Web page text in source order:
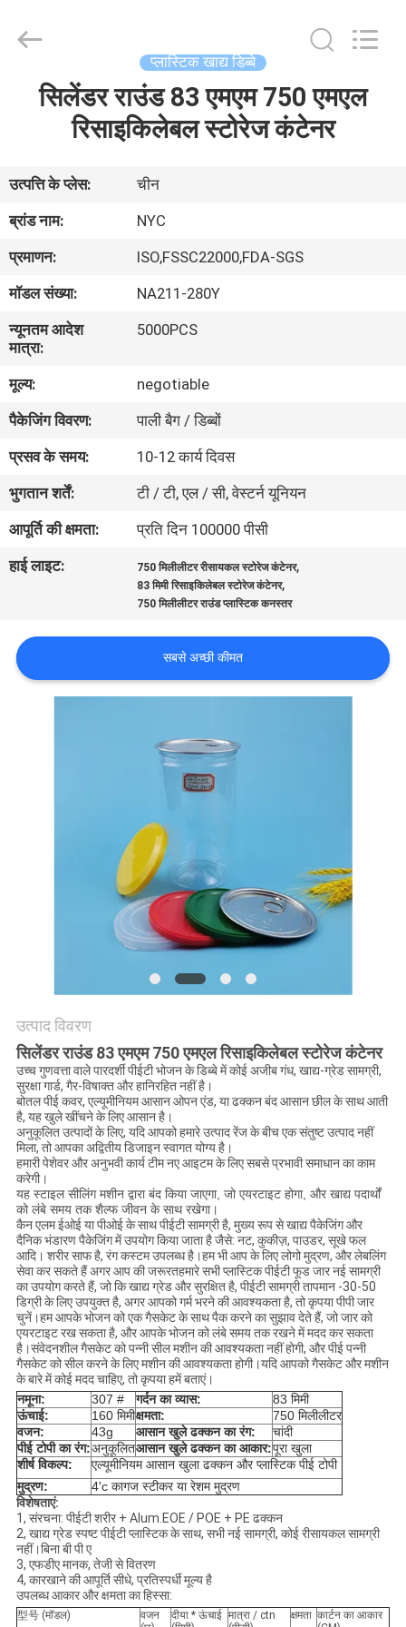
हमारे
बारे
कारखाना
गुणवत्ता
नियंत्रण
संपर्क
करें
मामलों
Co.,Ltd..
प्लास्टिक खाद्य डिब्बे
सिलेंडर राउंड 83 एमएम 750 एमएल
रिसाइकिलेबल स्टोरेज कंटेनर
उत्पत्ति के प्लेस:
चीन
ब्रांड नाम:
NYC
प्रमाणन:
ISO,FSSC22000,FDA-SGS
मॉडल संख्या:
NA211-280Y
न्यूनतम आदेश
मात्रा:
5000PCS
मूल्य:
negotiable
पैकेजिंग विवरण:
पाली बैग / डिब्बों
प्रसव के समय:
10-12 कार्य दिवस
भुगतान शर्तें:
टी / टी, एल / सी, वेस्टर्न यूनियन
आपूर्ति की क्षमता:
प्रति दिन 100000 पीसी
हाई लाइट:
750 मिलीलीटर रीसायकल स्टोरेज कंटेनर,
83 मिमी रिसाइकिलेबल स्टोरेज कंटेनर,
750 मिलीलीटर राउंड प्लास्टिक कनस्तर
सबसे अच्छी कीमत
उत्पाद विवरण
सिलेंडर राउंड 83 एमएम 750 एमएल रिसाइकिलेबल स्टोरेज कंटेनर
उच्च गुणवत्ता वाले पारदर्शी पीईटी भोजन के डिब्बे में कोई अजीब गंध, खाद्य-ग्रेड सामग्री,
सुरक्षा गार्ड, गैर-विषाक्त और हानिरहित नहीं है।
बोतल पीई कवर, एल्यूमीनियम आसान ओपन एंड, या ढक्कन बंद आसान छील के साथ आती
है, यह खुले खींचने के लिए आसान है।
अनुकूलित उत्पादों के लिए, यदि आपको हमारे उत्पाद रेंज के बीच एक संतुष्ट उत्पाद नहीं
मिला, तो आपका अद्वितीय डिजाइन स्वागत योग्य है।
हमारी पेशेवर और अनुभवी कार्य टीम नए आइटम के लिए सबसे प्रभावी समाधान का काम
करेगी।
यह स्टाइल सीलिंग मशीन द्वारा बंद किया जाएगा, जो एयरटाइट होगा, और खाद्य पदार्थों
को लंबे समय तक शैल्फ जीवन के साथ रखेगा।
कैन एलम ईओई या पीओई के साथ पीईटी सामग्री है, मुख्य रूप से खाद्य पैकेजिंग और
दैनिक भंडारण पैकेजिंग में उपयोग किया जाता है जैसे: नट, कुकीज़, पाउडर, सूखे फल
आदि। शरीर साफ है, रंग कस्टम उपलब्ध है।हम भी आप के लिए लोगो मुद्रण, और लेबलिंग
सेवा कर सकते हैं अगर आप की जरूरतहमारे सभी प्लास्टिक पीईटी फूड जार नई सामग्री
का उपयोग करते हैं, जो कि खाद्य ग्रेड और सुरक्षित है, पीईटी सामग्री तापमान -30-50
डिग्री के लिए उपयुक्त है, अगर आपको गर्म भरने की आवश्यकता है, तो कृपया पीपी जार
चुनें।हम आपके भोजन को एक गैसकेट के साथ पैक करने का सुझाव देते हैं, जो जार को
एयरटाइट रख सकता है, और आपके भोजन को लंबे समय तक रखने में मदद कर सकता
है।संवेदनशील गैसकेट को पन्नी सील मशीन की आवश्यकता नहीं होगी, और पीई पन्नी
गैसकेट को सील करने के लिए मशीन की आवश्यकता होगी।यदि आपको गैसकेट और मशीन
के बारे में कोई मदद चाहिए, तो कृपया हमें बताएं।
नमूना:
307 # गर्दन का व्यास:
83 मिमी
ऊंचाई:
160 मिमीक्षमता:
750 मिलीलीटर
वजन:
43g आसान खुले ढक्कन का रंग:
चांदी
पीई टोपी का रंग:अनुकूलितआसान खुले ढक्कन का आकार:पूरा खुला
शीर्ष विकल्प:
एल्यूमीनियम आसान खुला ढक्कन और प्लास्टिक पीई टोपी
मुद्रण:
4'c कागज स्टीकर या रेशम मुद्रण
विशेषताएं:
1, संरचना: पीईटी शरीर + Alum.EOE / POE + PE ढक्कन
2, खाद्य ग्रेड स्पष्ट पीईटी प्लास्टिक के साथ, सभी नई सामग्री, कोई रीसायकल सामग्री
नहीं।बिना बी पी ए
3, एफडीए मानक, तेजी से वितरण
4, कारखाने की आपूर्ति सीधे, प्रतिस्पर्धी मूल्य है
उपलब्ध आकार और क्षमता का हिस्सा:
型号 (मॉडल)
वजन
दीया * ऊंचाई मात्रा / ctn
क्षमता कार्टन का आकार